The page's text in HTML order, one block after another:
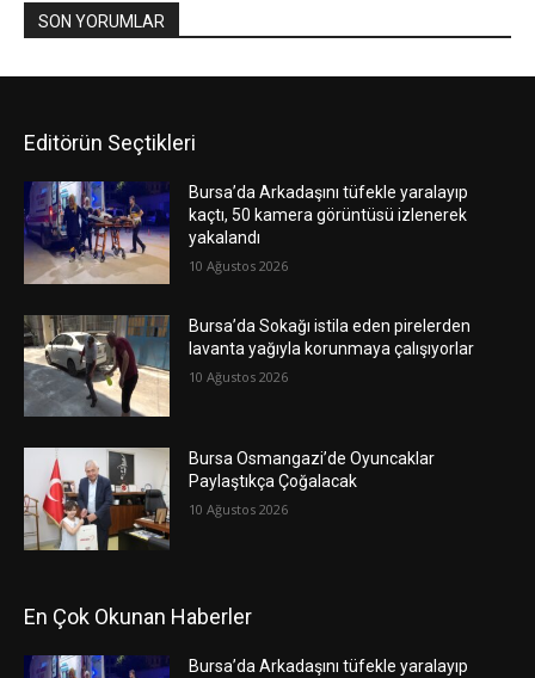
SON YORUMLAR
Editörün Seçtikleri
Bursa’da Arkadaşını tüfekle yaralayıp
kaçtı, 50 kamera görüntüsü izlenerek
yakalandı
10 Ağustos 2026
Bursa’da Sokağı istila eden pirelerden
lavanta yağıyla korunmaya çalışıyorlar
10 Ağustos 2026
Bursa Osmangazi’de Oyuncaklar
Paylaştıkça Çoğalacak
10 Ağustos 2026
En Çok Okunan Haberler
Bursa’da Arkadaşını tüfekle yaralayıp